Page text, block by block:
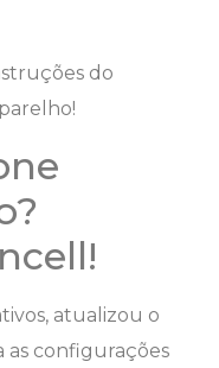
do
atualizou o
as configurações